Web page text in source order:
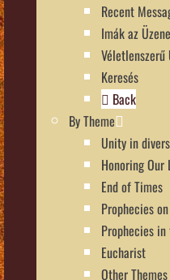
Recent
Imák az
Véletlenszerű
Keresés
Back
By Theme
Unity in
Honoring Our
End of Times
Prophecies
Prophecies
Eucharist
Other Themes